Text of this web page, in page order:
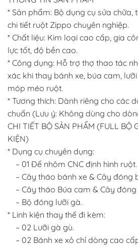
* Sản phẩm: Bộ dụng cụ sửa
chi tiết ruột Zippo chuyên nghiệp.
* Chất liệu: Kim loại cao cấp, gia
lực tốt, độ bền cao.
* Công dụng: Hỗ trợ thợ thao tác
xác khi thay bánh xe, búa cam,
móp méo ruột.
* Tương thích: Dành riêng cho các
chuẩn (Lưu ý: Không dùng cho
CHI TIẾT BỘ SẢN PHẨM (FULL BỘ
KIỆN)
* Dụng cụ chuyên dụng:
– 01 Đế nhôm CNC định hình ruột.
– Cây tháo bánh xe & Cây đóng
– Cây tháo Búa cam & Cây đóng
– Bộ đóng lưỡi gà.
* Linh kiện thay thế đi kèm:
– 02 Lưỡi gà gù.
– 02 Bánh xe xỏ chỉ dòng cao